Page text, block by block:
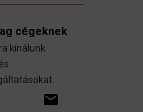
cégeknek
kínálunk
email